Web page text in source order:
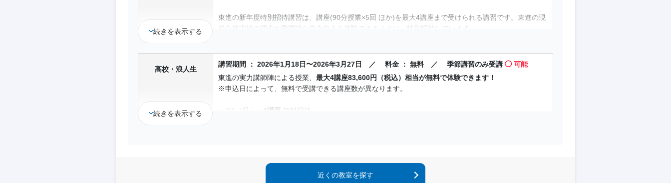
東進の新年度特別招待講習は、講座(90分授業×5回 ほか)を最大4講座まで受けられる講習です。東進の現
役合格実績の理由や飛躍的な学力向上を体験できるように、特別招待しています。
計算演習」など、高速マスター基礎力養成講座の一部を無料で受講できます。
また、校舎で実施するイベントの優先的なご案内や、コーチングを無料で体験できるので、大変有意義な
機会となっています！
続きを表示する
高校・浪人生
講習期間 ： 2026年1月18日〜2026年3月27日 ／ 料金 ： 無料 ／ 季節講習のみ受講 ◯ 可能
東進の実力講師陣による授業、 最大4講座83,600円（税込）相当が無料で体験できます！
※申込日によって、無料で受講できる講座数が異なります。
～3/1（日）： 4講座 無料招待
東進の新年度特別招待講習は、講座(90分授業×5回 ほか)を最大4講座まで受けられる講習
東進の現役合格実績の理由や飛躍的な学力向上を体験できるように、特別招待しています。
続きを表示する
近くの教室を探す